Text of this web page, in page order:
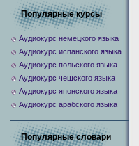
Популярные курсы
Аудиокурс немецкого языка
Аудиокурс испанского языка
Аудиокурс польского языка
Аудиокурс чешского языка
Аудиокурс японского языка
Аудиокурс арабского языка
Популярные словари